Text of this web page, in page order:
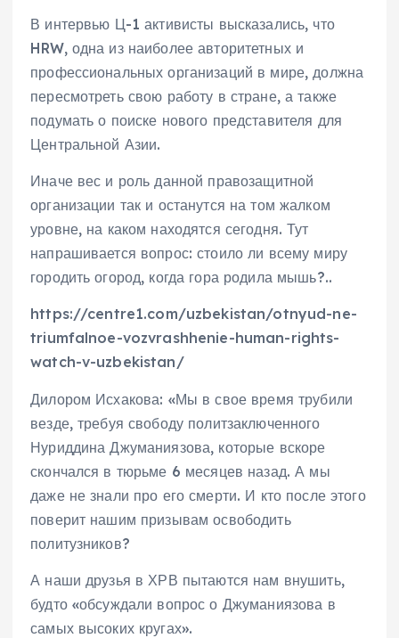
В интервью Ц-1 активисты высказались, что
HRW, одна из наиболее авторитетных и
профессиональных организаций в мире, должна
пересмотреть свою работу в стране, а также
подумать о поиске нового представителя для
Центральной Азии.
Иначе вес и роль данной правозащитной
организации так и останутся на том жалком
уровне, на каком находятся сегодня. Тут
напрашивается вопрос: стоило ли всему миру
городить огород, когда гора родила мышь?..
https://centre1.com/uzbekistan/otnyud-ne-
triumfalnoe-vozvrashhenie-human-rights-
watch-v-uzbekistan/
Дилором Исхакова: «Мы в свое время трубили
везде, требуя свободу политзаключенного
Нуриддина Джуманиязова, которые вскоре
скончался в тюрьме 6 месяцев назад. А мы
даже не знали про его смерти. И кто после этого
поверит нашим призывам освободить
политузников?
А наши друзья в ХРВ пытаются нам внушить,
будто «обсуждали вопрос о Джуманиязова в
самых высоких кругах».